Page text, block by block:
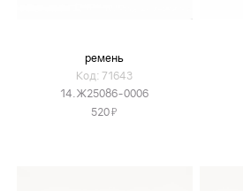
ремень
Код: 71643
14.Ж25086-0006
520Я